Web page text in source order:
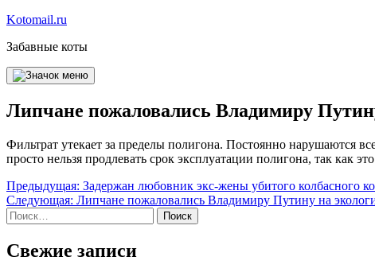
Перейти
содержимому
Kotomail.ru
Забавные коты
Липчане пожаловались Владимиру
Фильтрат утекает за пределы полигона. Постоянно нарушаются
просто нельзя продлевать срок эксплуатации полигона, так как
Навигация
по
записям
Предыдущая: Задержан любовник экс-жены убитого колбасного
Следующая: Липчане пожаловались Владимиру Путину на
Найти:
Свежие записи